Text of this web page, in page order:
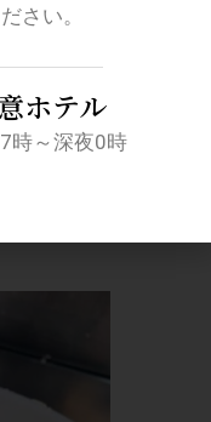
ンニクの風味が効
粥とご飯の中間の
さい。
ホテル
時～深夜0時